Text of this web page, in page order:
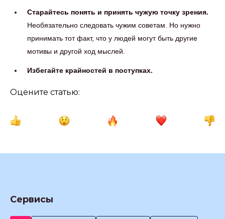
Старайтесь понять и принять чужую точку зрения.
Необязательно следовать чужим советам. Но нужно
принимать тот факт, что у людей могут быть другие
мотивы и другой ход мыслей.
Избегайте крайностей в поступках.
Оцените статью:
Сервисы